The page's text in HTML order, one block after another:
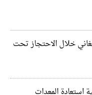
خلال الاحتجاز تحت
استعادة المعدات